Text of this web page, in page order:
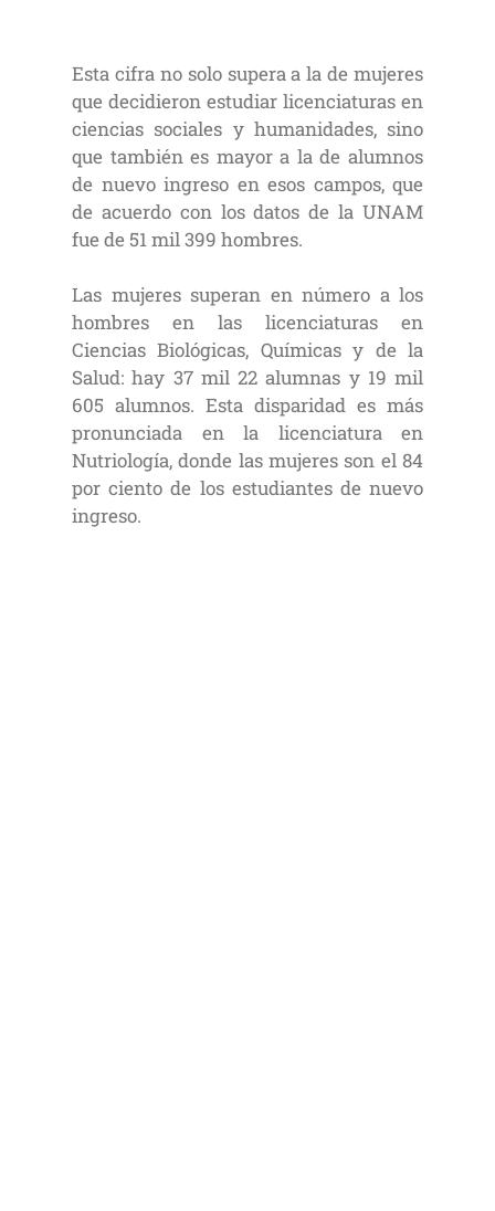
Esta cifra no solo supera a la de mujeres
que decidieron estudiar licenciaturas en
ciencias sociales y humanidades, sino
que también es mayor a la de alumnos
de nuevo ingreso en esos campos, que
de acuerdo con los datos de la UNAM
fue de 51 mil 399 hombres.
Las mujeres superan en número a los
hombres en las licenciaturas en
Ciencias Biológicas, Químicas y de la
Salud: hay 37 mil 22 alumnas y 19 mil
605 alumnos. Esta disparidad es más
pronunciada en la licenciatura en
Nutriología, donde las mujeres son el 84
por ciento de los estudiantes de nuevo
ingreso.